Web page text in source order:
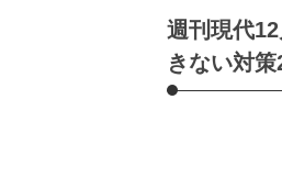
週刊現代
きない対